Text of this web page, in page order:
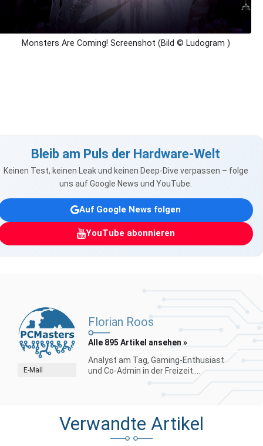
Monsters Are Coming! Screenshot (Bild © Ludogram )
Bleib am Puls der Hardware-Welt
Keinen Test, keinen Leak und keinen Deep-Dive verpassen – folge
uns auf Google News und YouTube.
Auf Google News folgen
YouTube abonnieren
E-Mail
Florian Roos
Alle 895 Artikel ansehen »
Analyst am Tag, Gaming-Enthusiast
und Co-Admin in der Freizeit....
Verwandte Artikel